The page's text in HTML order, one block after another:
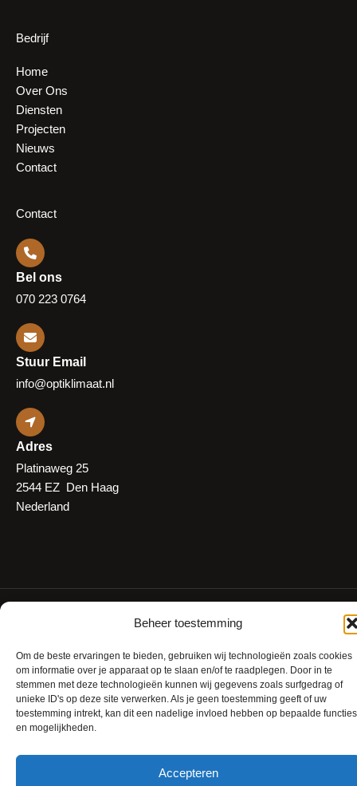
Beheer toestemming
Om de beste ervaringen te bieden, gebruiken wij technologieën zoals cookies
om informatie over je apparaat op te slaan en/of te raadplegen. Door in te
stemmen met deze technologieën kunnen wij gegevens zoals surfgedrag of
unieke ID's op deze site verwerken. Als je geen toestemming geeft of uw
toestemming intrekt, kan dit een nadelige invloed hebben op bepaalde functies
en mogelijkheden.
Accepteren
Bedrijf
Home
Over Ons
Diensten
Projecten
Nieuws
Contact
Contact
Bel ons
070 223 0764
Stuur Email
info@optiklimaat.nl
Adres
Platinaweg 25
2544 EZ Den Haag
Nederland
Privacyverklaring
Algemene voorwaarden
een productiesite met de sleutel opremove this banner.